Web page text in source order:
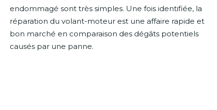
endommagé sont très simples. Une fois identifiée, la
réparation du volant-moteur est une affaire rapide et
bon marché en comparaison des dégâts potentiels
causés par une panne.